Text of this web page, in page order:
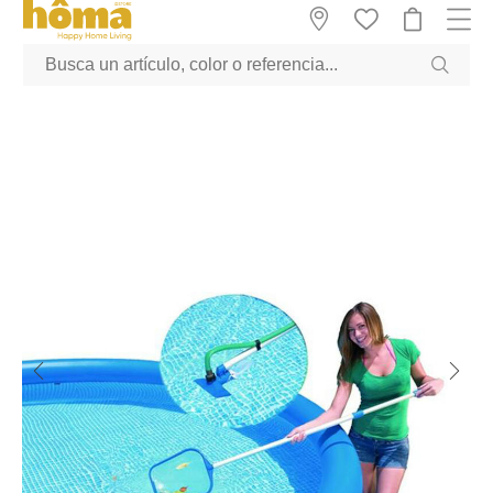
GTM-M23T38WX true